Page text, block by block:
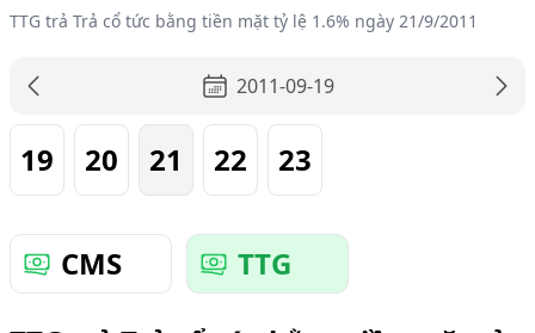
TTG trả Trả cổ tức bằng tiền mặt tỷ lệ 1.6% ngày 21/9/2011
2011-09-19
19 20 21 22 23
CMS
TTG